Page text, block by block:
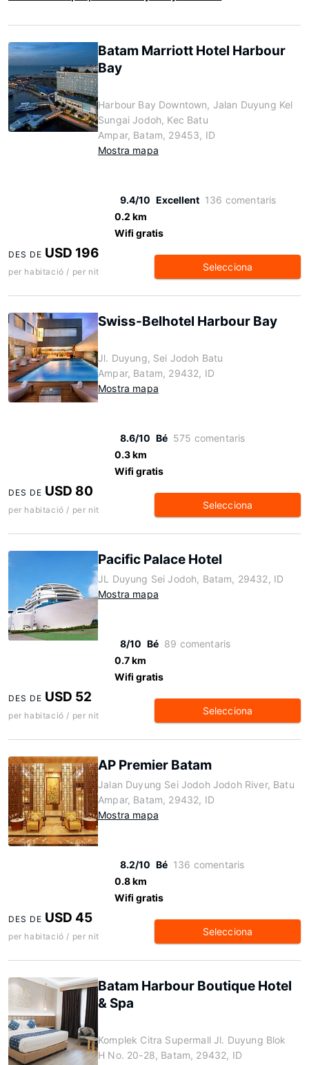
Batam Marriott Hotel Harbour
Bay
Harbour Bay Downtown, Jalan Duyung Kel
Sungai Jodoh, Kec Batu
Ampar, Batam, 29453, ID
Mostra mapa
9.4/10 Excellent 136 comentaris
0.2 km
Wifi gratis
DES DE USD 196
per habitació / per nit Selecciona
Swiss-Belhotel Harbour Bay
Jl. Duyung, Sei Jodoh Batu
Ampar, Batam, 29432, ID
Mostra mapa
8.6/10 Bé 575 comentaris
0.3 km
Wifi gratis
DES DE USD 80
per habitació / per nit Selecciona
Pacific Palace Hotel
JL Duyung Sei Jodoh, Batam, 29432, ID
Mostra mapa
8/10 Bé 89 comentaris
0.7 km
Wifi gratis
DES DE USD 52
per habitació / per nit Selecciona
AP Premier Batam
Jalan Duyung Sei Jodoh Jodoh River, Batu
Ampar, Batam, 29432, ID
Mostra mapa
8.2/10 Bé 136 comentaris
0.8 km
Wifi gratis
DES DE USD 45
per habitació / per nit Selecciona
Batam Harbour Boutique Hotel
& Spa
Komplek Citra Supermall Jl. Duyung Blok
H No. 20-28, Batam, 29432, ID